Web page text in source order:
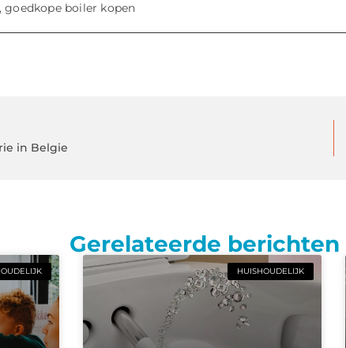
,goedkope boiler kopen
in Belgie
Gerelateerde berichten
HUISHOUDELIJK